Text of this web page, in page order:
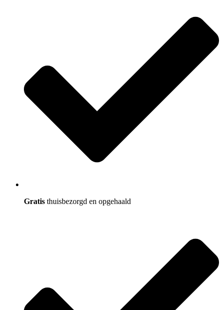
Gratis thuisbezorgd en opgehaald